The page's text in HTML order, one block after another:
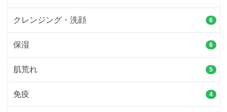
クレンジング・洗顔 6
保湿 6
肌荒れ 5
免疫 4